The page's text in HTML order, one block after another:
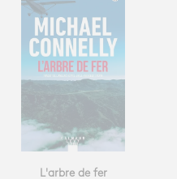
L'arbre de fer